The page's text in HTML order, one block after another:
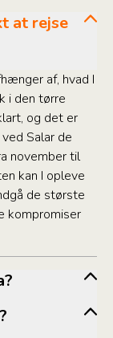
at rejse
af, hvad I
i den tørre
og det er
Salar de
november til
kan I opleve
de største
kompromiser